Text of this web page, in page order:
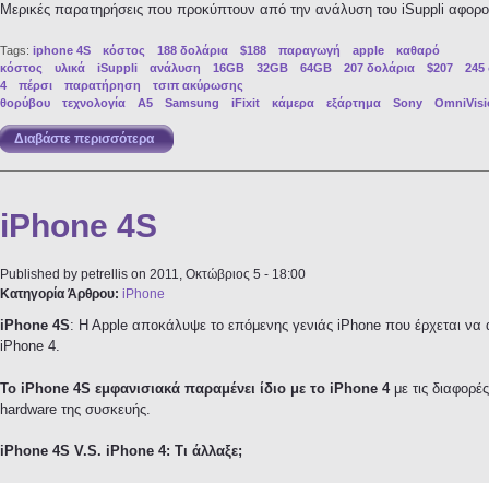
Μερικές παρατηρήσεις που προκύπτουν από την ανάλυση του iSuppli
Tags: iphone 4S κόστος 188 δολάρια $188 παραγωγή apple
καθαρό
κόστος
υλικά iSuppli ανάλυση 16GB 32GB 64GB 207 δολάρια $207
245
4
πέρσι παρατήρηση
τσιπ ακύρωσης
θορύβου
τεχνολογία A5 Samsung iFixit κάμερα εξάρτημα Sony
Διαβάστε περισσότερα για Το κόστος του iPhone 4S είναι $188 δολάρια
iPhone 4S
Published by petrellis on 2011, Οκτώβριος 5 - 18:00
Κατηγορία Άρθρου: iPhone
iPhone 4S: H Apple αποκάλυψε το επόμενης γενιάς iPhone που έρχεται να
iPhone 4.
To iPhone 4S εμφανισιακά παραμένει ίδιο με το iPhone 4με τις
hardware της συσκευής.
iPhone 4S V.S. iPhone 4: Τι άλλαξε;